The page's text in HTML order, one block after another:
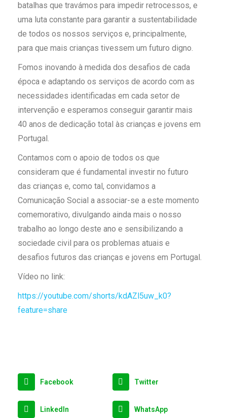
batalhas que travámos para impedir retrocessos, e
uma luta constante para garantir a sustentabilidade
de todos os nossos serviços e, principalmente,
para que mais crianças tivessem um futuro digno.
Fomos inovando à medida dos desafios de cada
época e adaptando os serviços de acordo com as
necessidades identificadas em cada setor de
intervenção e esperamos conseguir garantir mais
40 anos de dedicação total às crianças e jovens em
Portugal.
Contamos com o apoio de todos os que
consideram que é fundamental investir no futuro
das crianças e, como tal, convidamos a
Comunicação Social a associar-se a este momento
comemorativo, divulgando ainda mais o nosso
trabalho ao longo deste ano e sensibilizando a
sociedade civil para os problemas atuais e
desafios futuros das crianças e jovens em Portugal.
Vídeo no link:
https://youtube.com/shorts/kdAZl5uw_k0?
feature=share
Facebook Twitter
LinkedIn WhatsApp